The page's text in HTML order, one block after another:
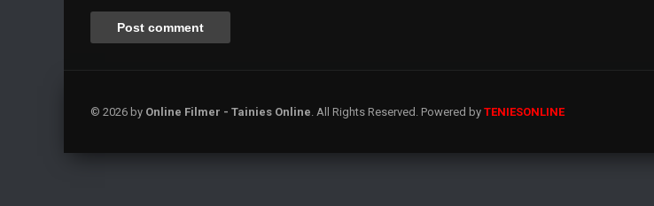
© 2026 by Online Filmer - Tainies Online . All Rights Reserved. Powered by TENIESONLINE